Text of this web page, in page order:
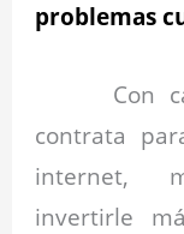
problemas
Con
contrata
internet,
invertirle